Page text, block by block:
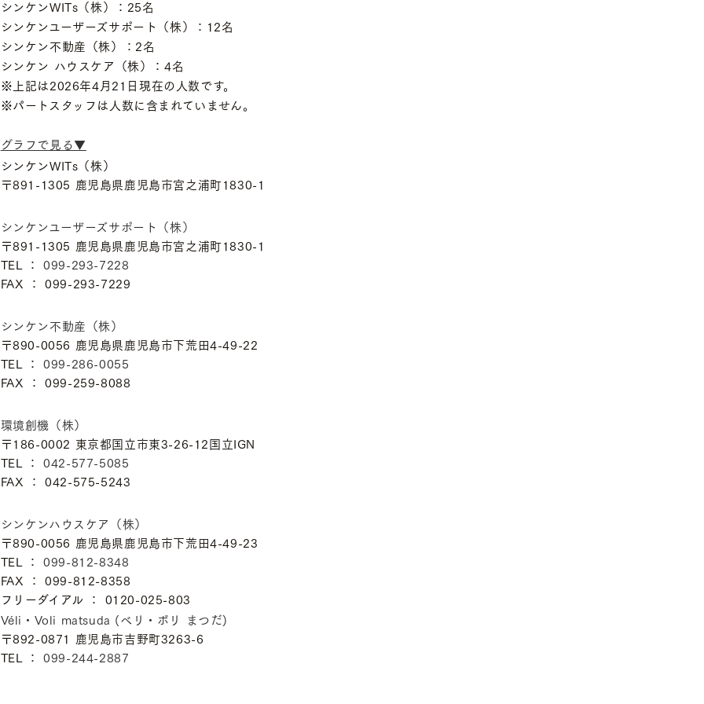
シンケンWITs（株）：25名
シンケンユーザーズサポート（株）：12名
シンケン不動産（株）：2名
シンケン ハウスケア（株）：4名
※上記は2026年4月21日現在の人数です。
※パートスタッフは人数に含まれていません。
グラフで見る▼
シンケンWITs（株）
〒891-1305 鹿児島県鹿児島市宮之浦町1830-1
シンケンユーザーズサポート（株）
〒891-1305 鹿児島県鹿児島市宮之浦町1830-1
TEL ：099-293-7228
FAX ： 099-293-7229
シンケン不動産（株）
〒890-0056 鹿児島県鹿児島市下荒田4-49-22
TEL ：099-286-0055
FAX ： 099-259-8088
環境創機（株）
〒186-0002 東京都国立市東3-26-12国立IGN
TEL ：042-577-5085
FAX ： 042-575-5243
シンケンハウスケア（株）
〒890-0056 鹿児島県鹿児島市下荒田4-49-23
TEL ：099-812-8348
FAX ： 099-812-8358
フリーダイアル ： 0120-025-803
Véli・Voli matsuda (ベリ・ボリ まつだ)
〒892-0871 鹿児島市吉野町3263-6
TEL ：099-244-2887